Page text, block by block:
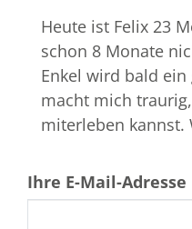
Heute ist Felix 23
schon 8 Monate
Enkel wird bald ein großer Bruder sein. Es
macht mich
miterleben kannst.
Ihre E-Mail-Adresse